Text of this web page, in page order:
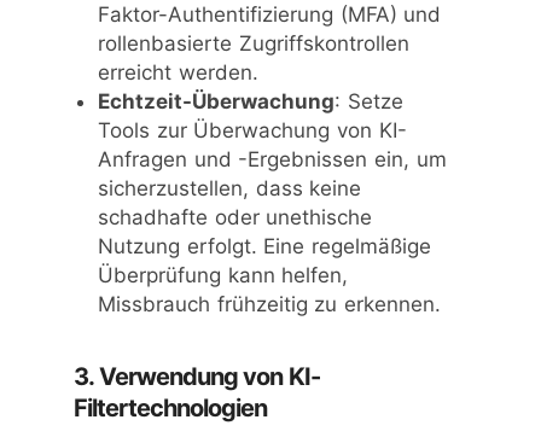
Faktor-Authentifizierung (MFA) und
rollenbasierte Zugriffskontrollen
erreicht werden.
Echtzeit-Überwachung: Setze
Tools zur Überwachung von KI-
Anfragen und -Ergebnissen ein, um
sicherzustellen, dass keine
schadhafte oder unethische
Nutzung erfolgt. Eine regelmäßige
Überprüfung kann helfen,
Missbrauch frühzeitig zu erkennen.
3. Verwendung von KI-
Filtertechnologien